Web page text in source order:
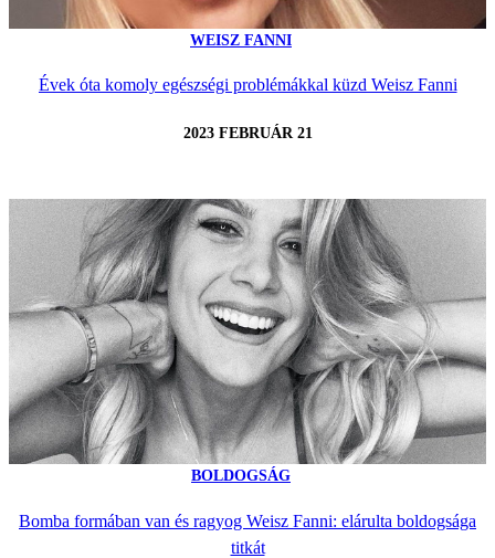
WEISZ FANNI
Évek óta komoly egészségi problémákkal küzd Weisz Fanni
2023 FEBRUÁR 21
BOLDOGSÁG
Bomba formában van és ragyog Weisz Fanni: elárulta boldogsága
titkát